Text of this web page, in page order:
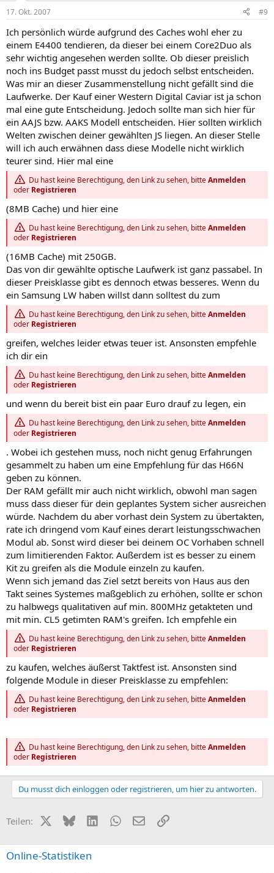
17. Okt. 2007 #9
Ich persönlich würde aufgrund des Caches wohl eher zu
einem E4400 tendieren, da dieser bei einem Core2Duo als
sehr wichtig angesehen werden sollte. Ob dieser preislich
noch ins Budget passt musst du jedoch selbst entscheiden.
Was mir an dieser Zusammenstellung nicht gefällt sind die
Laufwerke. Der Kauf einer Western Digital Caviar ist ja schon
mal eine gute Entscheidung. Jedoch sollte man sich hier für
ein AAJS bzw. AAKS Modell entscheiden. Hier sollten wirklich
Welten zwischen deiner gewählten JS liegen. An dieser Stelle
will ich auch erwähnen dass diese Modelle nicht wirklich
teurer sind. Hier mal eine
Du hast keine Berechtigung, den Link zu sehen, bitteAnmelden
oder Registrieren
(8MB Cache) und hier eine
Du hast keine Berechtigung, den Link zu sehen, bitteAnmelden
oder Registrieren
(16MB Cache) mit 250GB.
Das von dir gewählte optische Laufwerk ist ganz passabel. In
dieser Preisklasse gibt es dennoch etwas besseres. Wenn du
ein Samsung LW haben willst dann solltest du zum
Du hast keine Berechtigung, den Link zu sehen, bitteAnmelden
oder Registrieren
greifen, welches leider etwas teuer ist. Ansonsten empfehle
ich dir ein
Du hast keine Berechtigung, den Link zu sehen, bitteAnmelden
oder Registrieren
und wenn du bereit bist ein paar Euro drauf zu legen, ein
Du hast keine Berechtigung, den Link zu sehen, bitteAnmelden
oder Registrieren
. Wobei ich gestehen muss, noch nicht genug Erfahrungen
gesammelt zu haben um eine Empfehlung für das H66N
geben zu können.
Der RAM gefällt mir auch nicht wirklich, obwohl man sagen
muss dass dieser für dein geplantes System sicher ausreichen
würde. Nachdem du aber vorhast dein System zu übertakten,
rate ich dringend vom Kauf eines derart leistungsschwachen
Modul ab. Sonst wird dieser bei deinem OC Vorhaben schnell
zum limitierenden Faktor. Außerdem ist es besser zu einem
Kit zu greifen als die Module einzeln zu kaufen.
Wenn sich jemand das Ziel setzt bereits von Haus aus den
Takt seines Systemes maßgeblich zu erhöhen, sollte er schon
zu halbwegs qualitativen auf min. 800MHz getakteten und
mit min. CL5 getimten RAM's greifen. Ich empfehle ein
Du hast keine Berechtigung, den Link zu sehen, bitteAnmelden
oder Registrieren
zu kaufen, welches äußerst Taktfest ist. Ansonsten sind
folgende Module in dieser Preisklasse zu empfehlen:
Du hast keine Berechtigung, den Link zu sehen, bitteAnmelden
oder Registrieren
Du hast keine Berechtigung, den Link zu sehen, bitteAnmelden
oder Registrieren
Du musst dich einloggen oder registrieren, um hier zu antworten.
Teilen: X (Twitter)
BlueskyLinkedInWhatsApp
E-MailLink
Online-Statistiken